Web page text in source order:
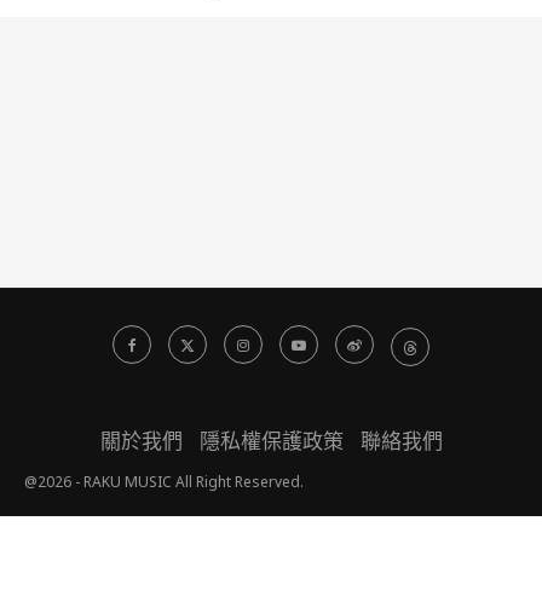
關於我們 隱私權保護政策 聯絡我們
@2026 - RAKU MUSIC All Right Reserved.